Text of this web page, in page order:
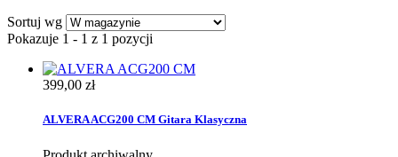
Sortuj wg
Pokazuje 1 - 1 z 1 pozycji
399,00 zł
ALVERA ACG200 CM Gitara Klasyczna